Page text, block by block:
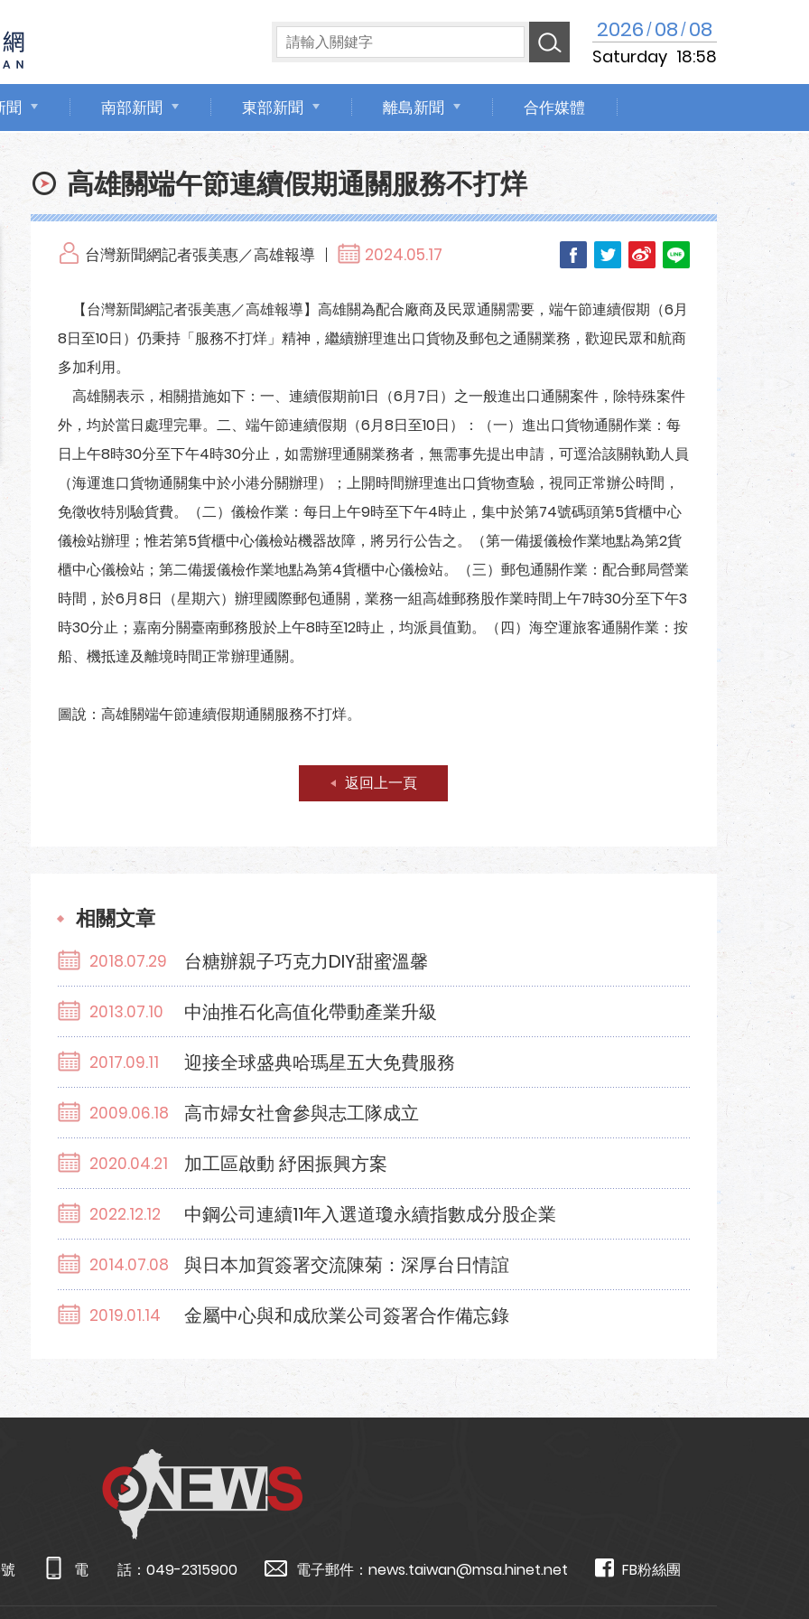
2026/08/08
Saturday 18:58
聞 南部新聞 東部新聞 離島新聞 合作媒體
高雄關端午節連續假期通關服務不打烊
台灣新聞網記者張美惠／高雄報導 2024.05.17
【台灣新聞網記者張美惠／高雄報導】高雄關為配合廠商及民眾通關需要，端午節連續假期（6月
8日至10日）仍秉持「服務不打烊」精神，繼續辦理進出口貨物及郵包之通關業務，歡迎民眾和航商
多加利用。
高雄關表示，相關措施如下：一、連續假期前1日（6月7日）之一般進出口通關案件，除特殊案件
外，均於當日處理完畢。二、端午節連續假期（6月8日至10日）：（一）進出口貨物通關作業：每
日上午8時30分至下午4時30分止，如需辦理通關業務者，無需事先提出申請，可逕洽該關執勤人員
（海運進口貨物通關集中於小港分關辦理）；上開時間辦理進出口貨物查驗，視同正常辦公時間，
免徵收特別驗貨費。（二）儀檢作業：每日上午9時至下午4時止，集中於第74號碼頭第5貨櫃中心
儀檢站辦理；惟若第5貨櫃中心儀檢站機器故障，將另行公告之。（第一備援儀檢作業地點為第2貨
櫃中心儀檢站；第二備援儀檢作業地點為第4貨櫃中心儀檢站。（三）郵包通關作業：配合郵局營業
時間，於6月8日（星期六）辦理國際郵包通關，業務一組高雄郵務股作業時間上午7時30分至下午3
時30分止；嘉南分關臺南郵務股於上午8時至12時止，均派員值勤。（四）海空運旅客通關作業：按
船、機抵達及離境時間正常辦理通關。
圖說：高雄關端午節連續假期通關服務不打烊。
返回上一頁
相關文章
2018.07.29 台糖辦親子巧克力DIY甜蜜溫馨
2013.07.10 中油推石化高值化帶動產業升級
2017.09.11 迎接全球盛典哈瑪星五大免費服務
2009.06.18 高市婦女社會參與志工隊成立
2020.04.21 加工區啟動 紓困振興方案
2022.12.12 中鋼公司連續11年入選道瓊永續指數成分股企業
2014.07.08 與日本加賀簽署交流陳菊：深厚台日情誼
2019.01.14 金屬中心與和成欣業公司簽署合作備忘錄
電 話： 049-2315900 電子郵件： news.taiwan@msa.hinet.net FB粉絲團